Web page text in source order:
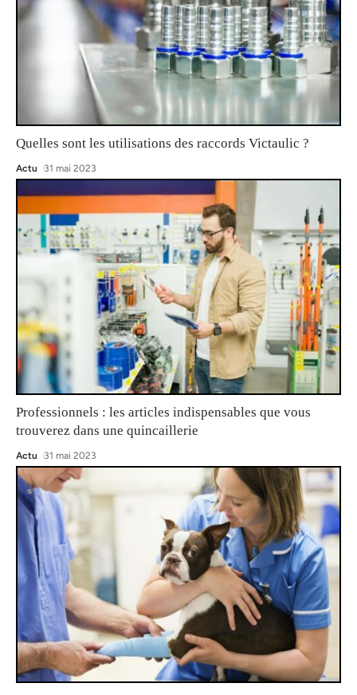
Quelles sont les utilisations des raccords Victaulic ?
Actu 31 mai 2023
Professionnels : les articles indispensables que vous
trouverez dans une quincaillerie
Actu 31 mai 2023